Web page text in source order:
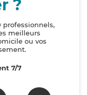
?
professionnels,
meilleurs
ou vos
7/7